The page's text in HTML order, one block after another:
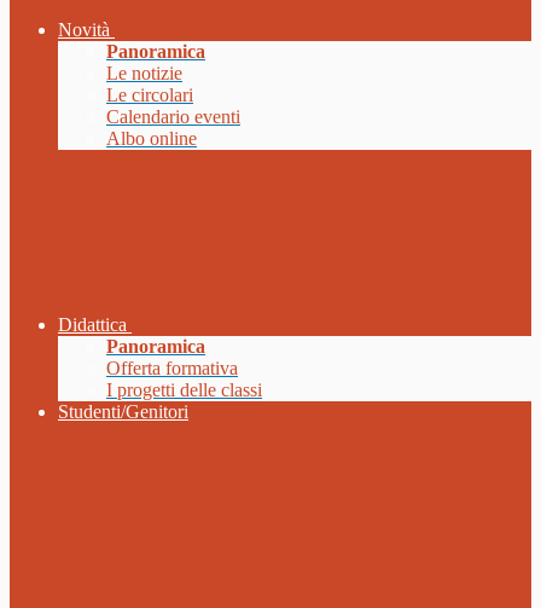
Novità
Panoramica
Le notizie
Le circolari
Calendario eventi
Albo online
Didattica
Panoramica
Offerta formativa
I progetti delle classi
Studenti/Genitori